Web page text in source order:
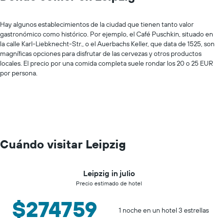
Hay algunos establecimientos de la ciudad que tienen tanto valor
gastronómico como histórico. Por ejemplo, el Café Puschkin, situado en
la calle Karl-Liebknecht-Str., o el Auerbachs Keller, que data de 1525, son
magníficas opciones para disfrutar de las cervezas y otros productos
locales. El precio por una comida completa suele rondar los 20 o 25 EUR
por persona.
Cuándo visitar Leipzig
Leipzig in julio
Precio estimado de hotel
$274759 1 noche en un hotel 3 estrellas